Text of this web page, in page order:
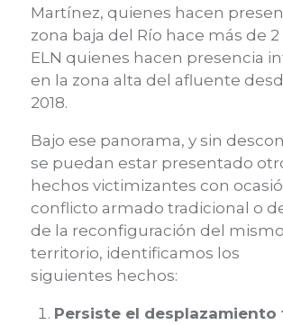
Martínez, quienes hacen
zona baja del Río hace más de 2
ELN quienes hacen presencia
en la zona alta del afluente
2018.
Bajo ese panorama, y sin
se puedan estar presentado
hechos victimizantes con
conflicto armado tradicional o
de la reconfiguración del
territorio, identificamos los
siguientes hechos:
Persiste el desplazamiento